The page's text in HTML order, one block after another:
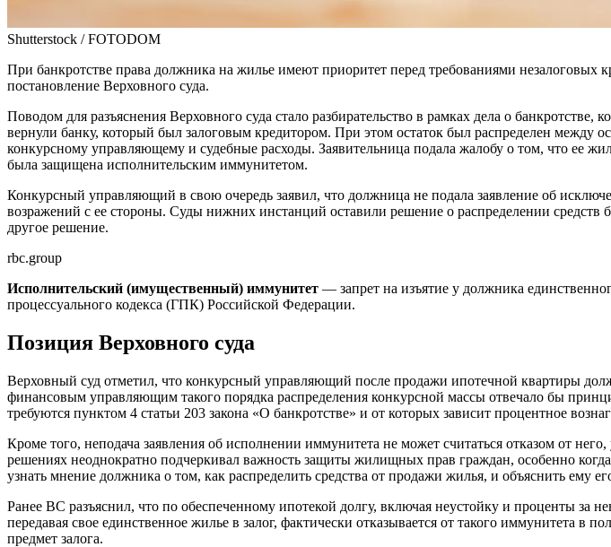
Shutterstock / FOTODOM
При банкротстве права должника на жилье имеют приоритет перед требованиями
постановление Верховного суда.
Поводом для разъяснения Верховного суда стало разбирательство в рамках дела о
вернули банку, который был залоговым кредитором. При этом остаток был распределен между
конкурсному управляющему и судебные расходы. Заявительница подала жалобу о том, что ее
была защищена исполнительским иммунитетом.
Конкурсный управляющий в свою очередь заявил, что должница не подала заявление об
возражений с ее стороны. Суды нижних инстанций оставили решение о распределении средств
другое решение.
rbc.group
Исполнительский (имущественный) иммунитет — запрет на изъятие у должника
процессуального кодекса (ГПК) Российской Федерации.
Позиция Верховного суда
Верховный суд отметил, что конкурсный управляющий после продажи ипотечной квартиры
финансовым управляющим такого порядка распределения конкурсной массы отвечало бы
требуются пунктом 4 статьи 203 закона «О банкротстве» и от которых зависит процентное
Кроме того, неподача заявления об исполнении иммунитета не может считаться отказом от
решениях неоднократно подчеркивал важность защиты жилищных прав граждан, особенно
узнать мнение должника о том, как распределить средства от продажи жилья, и объяснить ему
Ранее ВС разъяснил, что по обеспеченному ипотекой долгу, включая неустойку и проценты за
передавая свое единственное жилье в залог, фактически отказывается от такого иммунитета в
предмет залога.